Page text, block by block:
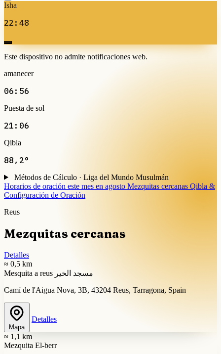
Isha
22:48
Este dispositivo no admite notificaciones web.
amanecer
06:56
Puesta de sol
21:06
Qibla
88,2°
Métodos de Cálculo · Liga del Mundo Musulmán
Horarios de oración este mes en agosto Mezquitas cercanas Qibla &
Configuración de Oración
Reus
Mezquitas cercanas
Detalles
≈ 0,5 km
Mesquita a reus مسجد الخير
Camí de l'Aigua Nova, 3B, 43204 Reus, Tarragona, Spain
Mapa
Detalles
≈ 1,1 km
Mezquita El-berr